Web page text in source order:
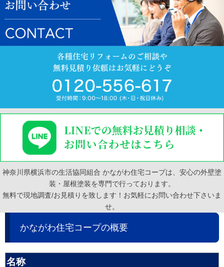
神奈川県横浜市の生活協同組合 かながわ住宅コープは、安心の外壁塗
装・屋根塗装を専門で行っております。
無料で現地調査/お見積りを致します！お気軽にお問い合わせ下さいま
せ。
かながわ住宅コープの概要
名称